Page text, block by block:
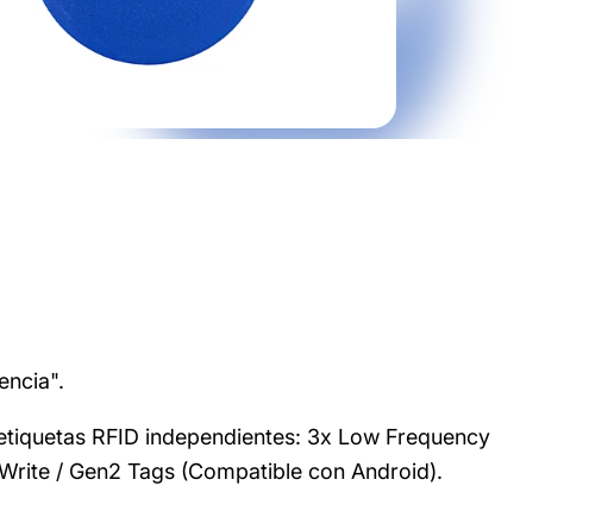
RFID independientes: 3x Low Frequency
/ Gen2 Tags (Compatible con Android).